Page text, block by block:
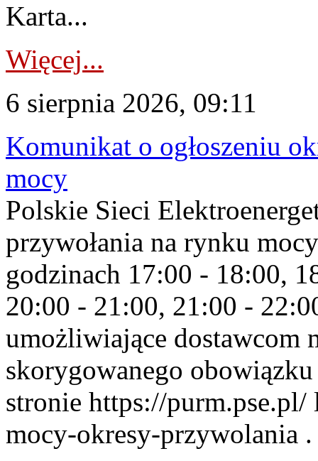
Karta...
Więcej...
6 sierpnia 2026, 09:11
Komunikat o ogłoszeniu
mocy
Polskie Sieci
przywołania na rynku
godzinach 17:00 - 18:00,
20:00 - 21:00, 21:00 -
umożliwiające dostawcom
skorygowanego
stronie https://
mocy-okresy-przywolania